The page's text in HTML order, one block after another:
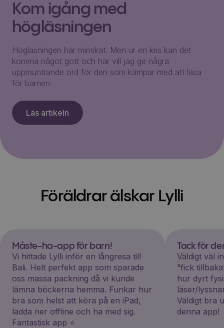
Kom igång med
högläsningen
Högläsningen har minskat. Men ur en kris kan det
komma något gott och här vill jag ge några
uppmuntrande ord för den som kämpar med att läsa
för barnen
Läs artikeln
Föräldrar älskar Lylli
Måste-ha-app för barn!
Vi hittade Lylli inför en långresa till
Bali. Helt perfekt app som sparade
oss massa packning då vi kunde
lämna böckerna hemma. Funkar hur
bra som helst att köra på en iPad,
ladda ner offline och ha med sig.
Fantastisk app ⭐️
Tack för
Väldigt väl
”fick
hur dyrt
läser/
Väldigt bra
denna app!